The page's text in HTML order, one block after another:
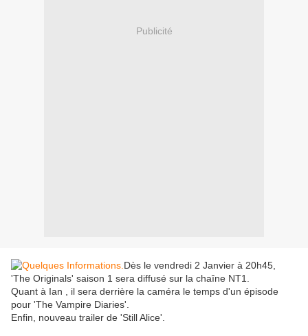
Publicité
Dès le vendredi 2 Janvier à 20h45,
'The Originals' saison 1 sera diffusé sur la chaîne NT1.
Quant à Ian , il sera derrière la caméra le temps d'un épisode
pour 'The Vampire Diaries'.
Enfin, nouveau trailer de 'Still Alice'.